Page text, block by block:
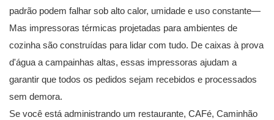
padrão podem falhar sob alto calor, umidade e uso constante—
Mas impressoras térmicas projetadas para ambientes de
cozinha são construídas para lidar com tudo. De caixas à prova
d'água a campainhas altas, essas impressoras ajudam a
garantir que todos os pedidos sejam recebidos e processados ​​
sem demora.
Se você está administrando um restaurante, CAFé, Caminhão